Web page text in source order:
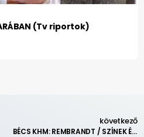
(Tv riportok)
következő
BÉCS KHM: REMBRANDT / SZÍNEK ÉS ILLÚZIÓK